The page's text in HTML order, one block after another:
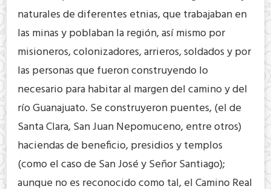
naturales de diferentes etnias, que trabajaban en
las minas y poblaban la región, así mismo por
misioneros, colonizadores, arrieros, soldados y por
las personas que fueron construyendo lo
necesario para habitar al margen del camino y del
río Guanajuato. Se construyeron puentes, (el de
Santa Clara, San Juan Nepomuceno, entre otros)
haciendas de beneficio, presidios y templos
(como el caso de San José y Señor Santiago);
aunque no es reconocido como tal, el Camino Real